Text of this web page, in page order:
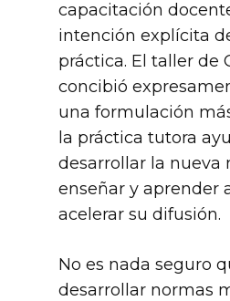
capacitación
intención explícita
práctica. El taller de
concibió
una formulación
la práctica tutora
desarrollar la nueva
enseñar y aprender
acelerar su difusión.
No es nada seguro
desarrollar normas